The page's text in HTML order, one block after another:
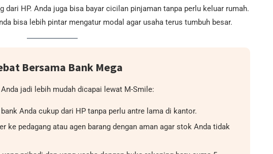
dari HP. Anda juga bisa bayar cicilan pinjaman tanpa perlu keluar rumah.
bisa lebih pintar mengatur modal agar usaha terus tumbuh besar.
Bersama Bank Mega
jadi lebih mudah dicapai lewat M-Smile:
Anda cukup dari HP tanpa perlu antre lama di kantor.
ke pedagang atau agen barang dengan aman agar stok Anda tidak